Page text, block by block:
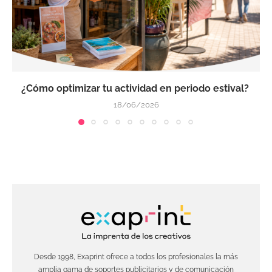
¿Cómo optimizar tu actividad en periodo estival?
18/06/2026
Desde 1998, Exaprint ofrece a todos los profesionales la más
amplia gama de soportes publicitarios y de comunicación